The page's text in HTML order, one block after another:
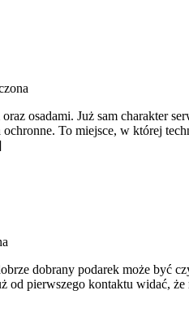
osadami. Już sam charakter
To miejsce, w której
dobrany podarek może być
pierwszego kontaktu widać,